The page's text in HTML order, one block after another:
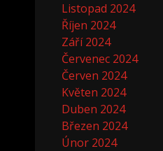
Listopad 2024
Říjen 2024
Září 2024
Červenec 2024
Červen 2024
Květen 2024
Duben 2024
Březen 2024
Únor 2024